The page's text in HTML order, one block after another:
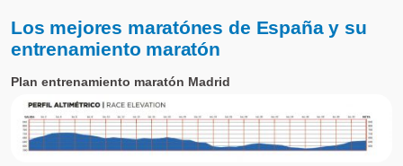
Los mejores maratónes de España y su
entrenamiento maratón
Plan entrenamiento maratón Madrid